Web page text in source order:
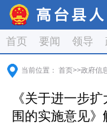
首页 要闻 领导
当前位置： 首页>>政府信
《关于进一步
围的实施意见》